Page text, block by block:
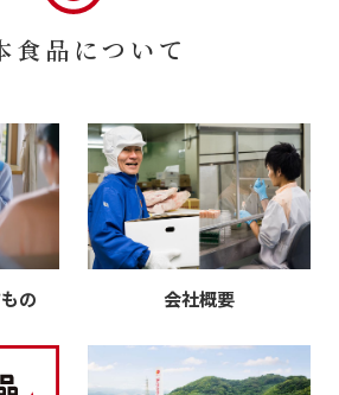
食品について
の 会社概要